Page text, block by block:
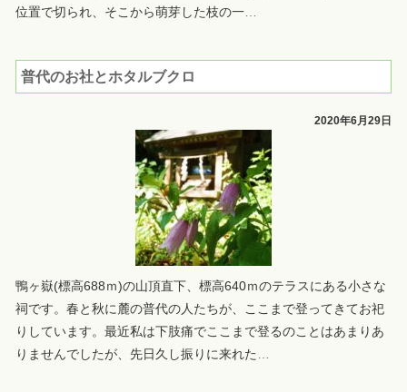
位置で切られ、そこから萌芽した枝の一…
普代のお社とホタルブクロ
2020年6月29日
鴨ヶ嶽(標高688ｍ)の山頂直下、標高640ｍのテラスにある小さな
祠です。春と秋に麓の普代の人たちが、ここまで登ってきてお祀
りしています。最近私は下肢痛でここまで登るのことはあまりあ
りませんでしたが、先日久し振りに来れた …